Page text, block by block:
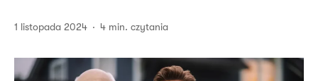
1 listopada 2024 4 min. czytania